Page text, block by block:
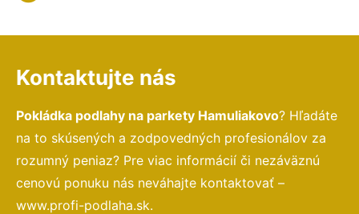
Kontaktujte nás
Pokládka podlahy na parkety Hamuliakovo? Hľadáte
na to skúsených a zodpovedných profesionálov za
rozumný peniaz? Pre viac informácií či nezáväznú
cenovú ponuku nás neváhajte kontaktovať –
www.profi-podlaha.sk.